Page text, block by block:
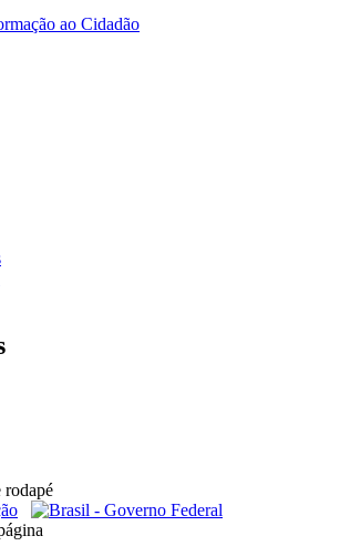
ao Cidadão
rodapé